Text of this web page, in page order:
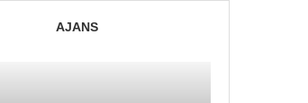
AJANS